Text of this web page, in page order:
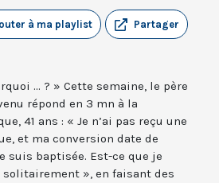
Partager
à ma playlist
... ? » Cette semaine, le père
répond en 3 mn à la
41 ans : « Je n’ai pas reçu une
et ma conversion date de
suis baptisée. Est-ce que je
», en faisant des